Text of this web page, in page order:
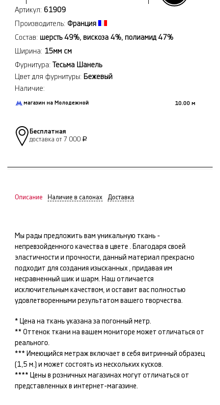
Артикул: 61909
Производитель: Франция
Состав: шерсть 49%, вискоза 4%, полиамид 47%
Ширина: 15мм см
Фурнитура: Тесьма Шанель
Цвет для фурнитуры: Бежевый
Наличие:
магазин на Молодежной 10.00 м
Бесплатная
доставка от 7 000 Р
Описание Наличие в салонах Доставка
Мы рады предложить вам уникальную ткань -
непревзойденного качества в цвете . Благодаря своей
эластичности и прочности, данный материал прекрасно
подходит для создания изысканных , придавая им
несравненный шик и шарм. Наш отличается
исключительным качеством, и оставит вас полностью
удовлетворенными результатом вашего творчества.
* Цена на ткань указана за погонный метр.
** Оттенок ткани на вашем мониторе может отличаться от
реального.
*** Имеющийся метраж включает в себя витринный образец
(1,5 м.) и может состоять из нескольких кусков.
**** Цены в розничных магазинах могут отличаться от
представленных в интернет-магазине.